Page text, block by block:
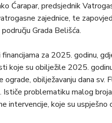
Ćarapar, predsjednik
zajednice, te
Grada Belišća.
za 2025. godinu,
koje su obilježile 2025.
ograde, obilježavanju dana sv.
problematiku malog
intervencije, koje su uspješno